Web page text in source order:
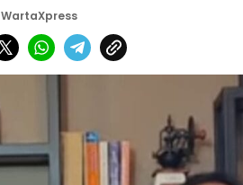
WartaXpress